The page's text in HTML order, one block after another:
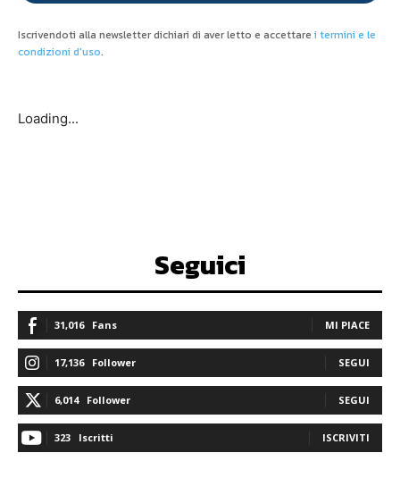
Iscrivendoti alla newsletter dichiari di aver letto e accettare i termini e le
condizioni d'uso.
Loading...
Seguici
31,016 Fans MI PIACE
17,136 Follower SEGUI
6,014 Follower SEGUI
323 Iscritti ISCRIVITI